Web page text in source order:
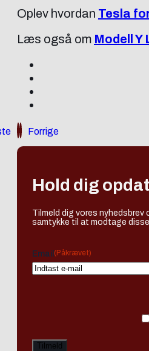
Oplev hvordan Tesla
Læs også om Modell
Forrige
Hold dig
Tilmeld dig vores
samtykke til at modtage
Email (Påkrævet)